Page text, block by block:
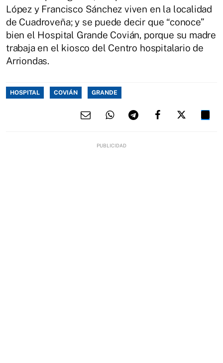
López y Francisco Sánchez viven en la localidad
de Cuadroveña; y se puede decir que “conoce”
bien el Hospital Grande Covián, porque su madre
trabaja en el kiosco del Centro hospitalario de
Arriondas.
HOSPITAL COVIÁN GRANDE